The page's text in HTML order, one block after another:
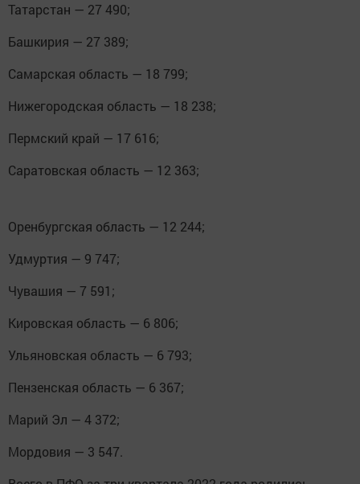
Татарстан — 27 490;
Башкирия — 27 389;
Самарская область — 18 799;
Нижегородская область — 18 238;
Пермский край — 17 616;
Саратовская область — 12 363;
Оренбургская область — 12 244;
Удмуртия — 9 747;
Чувашия — 7 591;
Кировская область — 6 806;
Ульяновская область — 6 793;
Пензенская область — 6 367;
Марий Эл — 4 372;
Мордовия — 3 547.